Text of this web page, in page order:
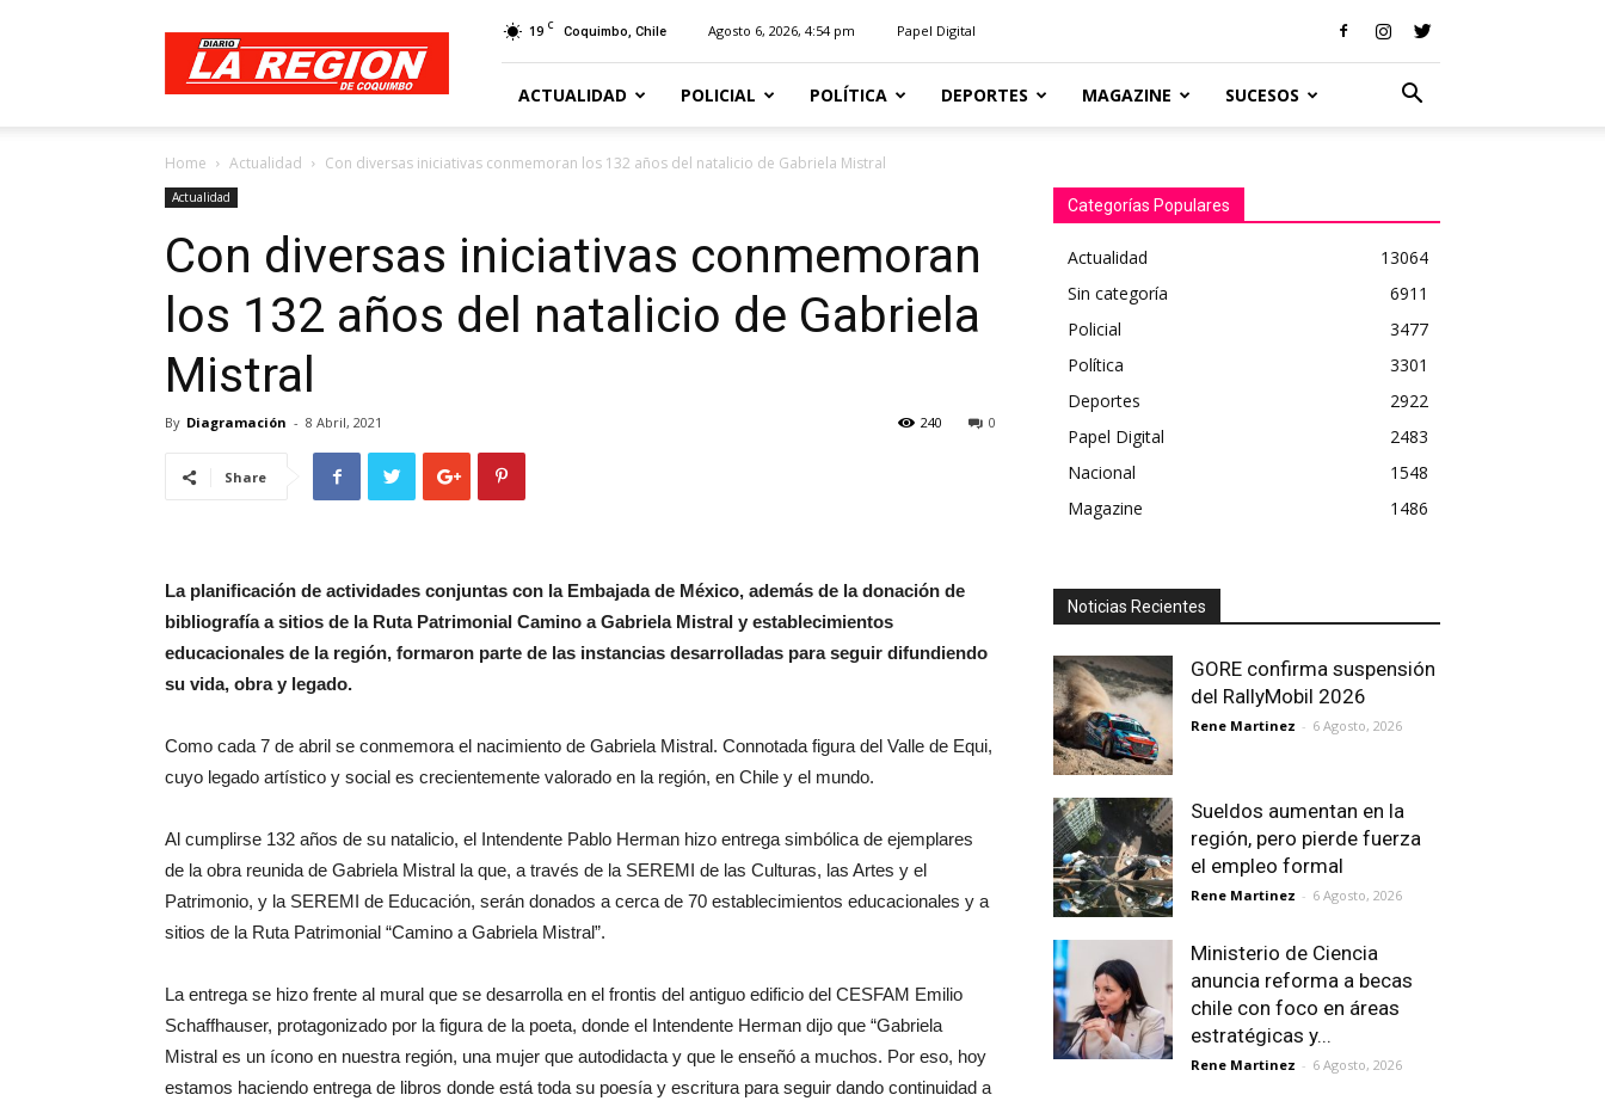
Diario
Región
19 C Coquimbo, Chile Agosto 6, 2026, 4:54 pm Papel Digital
ACTUALIDAD POLICIAL POLÍTICA DEPORTES MAGAZINE SUCESOS
Home Actualidad Con diversas iniciativas conmemoran los 132 años del natalicio de Gabriela Mistral
Actualidad
Con diversas iniciativas conmemoran
los 132 años del natalicio de Gabriela
Mistral
By Diagramación - 8 Abril, 2021 0
240
Share
La planificación de actividades conjuntas con la Embajada de México, además de la donación de
bibliografía a sitios de la Ruta Patrimonial Camino a Gabriela Mistral y establecimientos
educacionales de la región, formaron parte de las instancias desarrolladas para seguir difundiendo
su vida, obra y legado.
Como cada 7 de abril se conmemora el nacimiento de Gabriela Mistral. Connotada figura del Valle de Equi,
cuyo legado artístico y social es crecientemente valorado en la región, en Chile y el mundo.
Al cumplirse 132 años de su natalicio, el Intendente Pablo Herman hizo entrega simbólica de ejemplares
de la obra reunida de Gabriela Mistral la que, a través de la SEREMI de las Culturas, las Artes y el
Patrimonio, y la SEREMI de Educación, serán donados a cerca de 70 establecimientos educacionales y a
sitios de la Ruta Patrimonial “Camino a Gabriela Mistral”.
La entrega se hizo frente al mural que se desarrolla en el frontis del antiguo edificio del CESFAM Emilio
Schaffhauser, protagonizado por la figura de la poeta, donde el Intendente Herman dijo que “Gabriela
Mistral es un ícono en nuestra región, una mujer que autodidacta y que le enseñó a muchos. Por eso, hoy
estamos haciendo entrega de libros donde está toda su poesía y escritura para seguir dando continuidad a
Categorías Populares
Actualidad
13064
Sin categoría
6911
Policial
3477
Política
3301
Deportes
2922
Papel Digital
2483
Nacional
1548
Magazine
1486
Noticias Recientes
GORE confirma suspensión
del RallyMobil 2026
Rene Martinez - 6 Agosto, 2026
Sueldos aumentan en la
región, pero pierde fuerza
el empleo formal
Rene Martinez - 6 Agosto, 2026
Ministerio de Ciencia
anuncia reforma a becas
chile con foco en áreas
estratégicas y...
Rene Martinez - 6 Agosto, 2026